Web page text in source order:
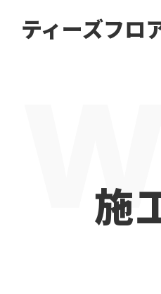
ティーズフロ
施